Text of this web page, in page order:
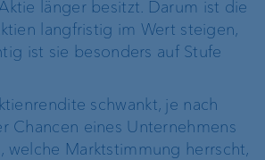
länger besitzt. Darum ist die
langfristig im Wert steigen,
ist sie besonders auf Stufe
schwankt, je nach
Chancen eines Unternehmens
welche Marktstimmung herrscht,